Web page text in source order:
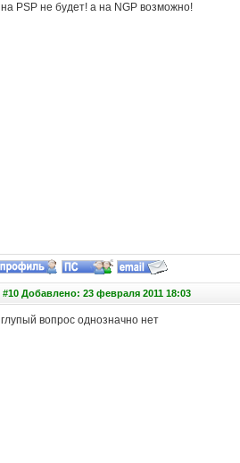
на PSP не будет! а на NGP возможно!
#10 Добавлено: 23 февраля 2011 18:03
глупый вопрос однозначно нет